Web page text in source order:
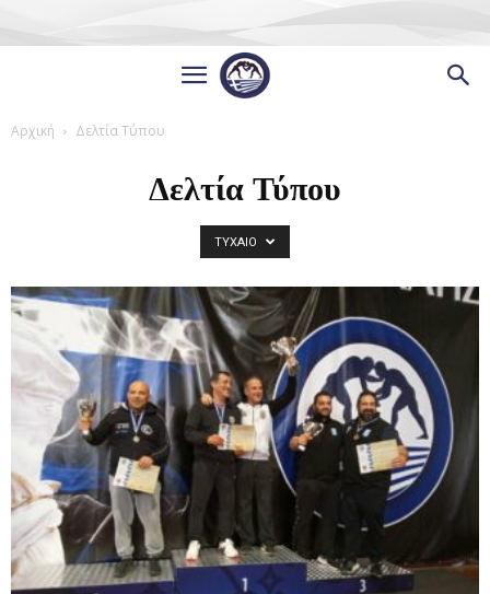
Αρχική Δελτία Τύπου
Δελτία Τύπου
ΤΥΧΑΙΟ